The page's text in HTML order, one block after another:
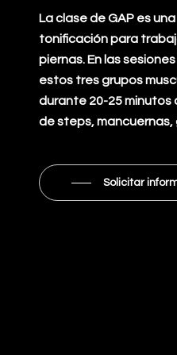
La clase de GAP es
tonificación para
piernas. En las
estos tres grupos
durante 20-25 minutos
de steps, mancuernas,
Solicitar